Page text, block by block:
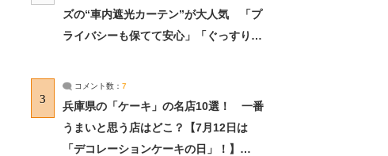
ズの“車内遮光カーテン”が大人気 「プ
ライバシーも保てて安心」「ぐっすり眠
3
コメント数： 7
兵庫県の「ケーキ」の名店10選！ 一番
うまいと思う店はどこ？【7月12日は
「デコレーションケーキの日」！】